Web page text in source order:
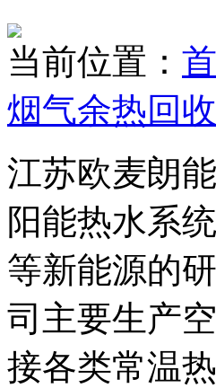
当前位置：
烟气余热回
江苏欧麦朗
阳能热水系
等新能源的
司主要生产
接各类常温